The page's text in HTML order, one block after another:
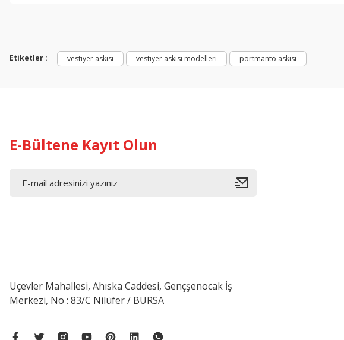
Etiketler : vestiyer askısı vestiyer askısı modelleri portmanto askısı
E-Bültene Kayıt Olun
Üçevler Mahallesi, Ahıska Caddesi, Gençşenocak İş
Merkezi, No : 83/C Nilüfer / BURSA